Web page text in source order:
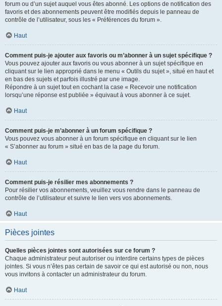
forum ou d’un sujet auquel vous êtes abonné. Les options de notification des
favoris et des abonnements peuvent être modifiés depuis le panneau de
contrôle de l’utilisateur, sous les « Préférences du forum ».
Haut
Comment puis-je ajouter aux favoris ou m’abonner à un sujet spécifique ?
Vous pouvez ajouter aux favoris ou vous abonner à un sujet spécifique en
cliquant sur le lien approprié dans le menu « Outils du sujet », situé en haut et
en bas des sujets et parfois illustré par une image.
Répondre à un sujet tout en cochant la case « Recevoir une notification
lorsqu’une réponse est publiée » équivaut à vous abonner à ce sujet.
Haut
Comment puis-je m’abonner à un forum spécifique ?
Vous pouvez vous abonner à un forum spécifique en cliquant sur le lien
« S’abonner au forum » situé en bas de la page du forum.
Haut
Comment puis-je résilier mes abonnements ?
Pour résilier vos abonnements, veuillez vous rendre dans le panneau de
contrôle de l’utilisateur et suivre le lien vers vos abonnements.
Haut
Pièces jointes
Quelles pièces jointes sont autorisées sur ce forum ?
Chaque administrateur peut autoriser ou interdire certains types de pièces
jointes. Si vous n’êtes pas certain de savoir ce qui est autorisé ou non, nous
vous invitons à contacter un administrateur du forum.
Haut